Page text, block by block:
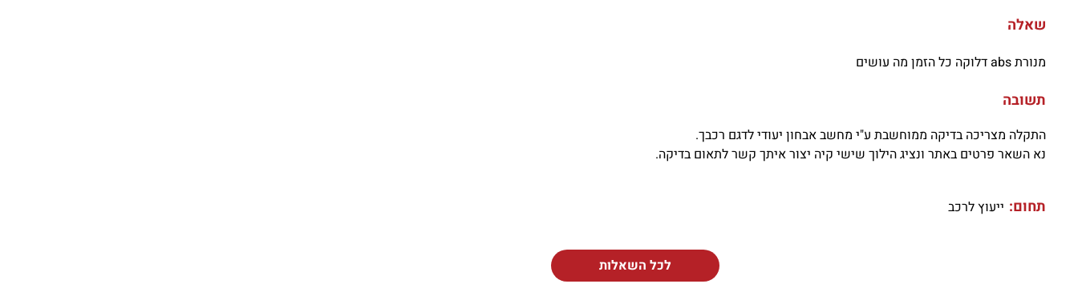
שאלה
מנורת abs דלוקה כל הזמן מה עושים
תשובה
התקלה מצריכה בדיקה ממוחשבת ע"י מחשב אבחון יעודי לדגם רכבך.
נא השאר פרטים באתר ונציג הילוך שישי קיה יצור איתך קשר לתאום בדיקה.
תחום: ייעוץ לרכב
לכל השאלות